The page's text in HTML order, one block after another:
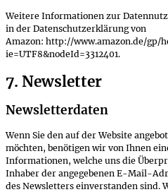
Weitere Informationen zur
in der Datenschutzerklärung von
Amazon: http://www.amazon.de/
ie=UTF8&nodeId=3312401.
7. Newsletter
Newsletterdaten
Wenn Sie den auf der Website
möchten, benötigen wir von Ihnen
Informationen, welche uns die
Inhaber der angegebenen E-Mail-
des Newsletters einverstanden sind.